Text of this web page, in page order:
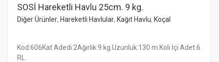
SOSİ Hareketli Havlu 25cm. 9 kg.
Diğer Ürünler, Hareketli Havlular, Kağıt Havlu, Koçal
Kod:606Kat Adedi:2Ağırlık:9 kg.Uzunluk:130 m.Koli İçi Adet:6
RL